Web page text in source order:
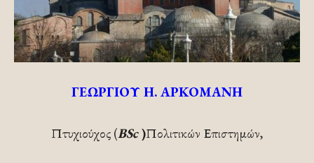
ΓΕΩΡΓΙΟΥ Η. ΑΡΚΟΜΑΝΗ
Πτυχιούχος (BSc)Πολιτικών Επιστημών,